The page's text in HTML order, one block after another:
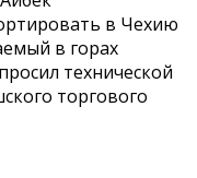
в Чехию
в горах
технической
торгового